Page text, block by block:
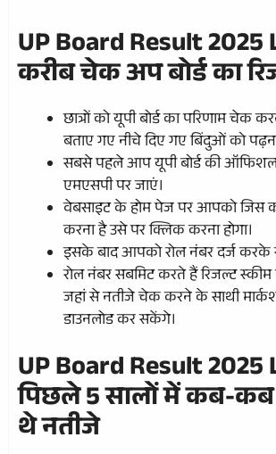
UP Board Result 2025
करीब चेक अप बोर्ड का
छात्रों को यूपी बोर्ड का परिणाम चेक
बताए गए नीचे दिए गए बिंदुओं को पढ़ना
सबसे पहले आप यूपी बोर्ड की
एमएसपी पर जाएं।
वेबसाइट के होम पेज पर आपको जिस
करना है उसे पर क्लिक करना होगा।
इसके बाद आपको रोल नंबर दर्ज करके
रोल नंबर सबमिट करते हैं रिजल्ट
जहां से नतीजे चेक करने के साथी
डाउनलोड कर सकेंगे।
UP Board Result 2025
पिछले 5 सालों में कब-कब
थे नतीजे